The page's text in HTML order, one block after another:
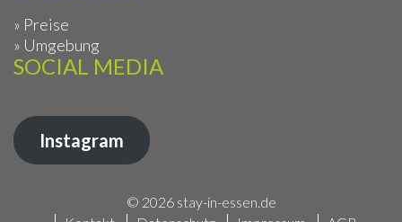
» Preise
» Umgebung
SOCIAL MEDIA
Instagram
© 2026 stay-in-essen.de